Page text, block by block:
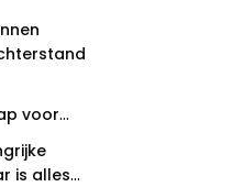
voor
is alles